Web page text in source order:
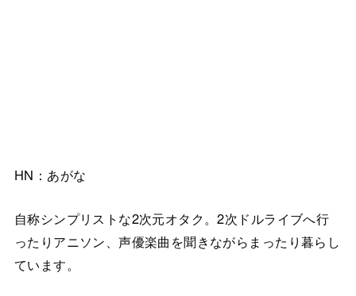
HN：あがな
自称シンプリストな2次元オタク。2次ドルライブへ行
ったりアニソン、声優楽曲を聞きながらまったり暮らし
ています。